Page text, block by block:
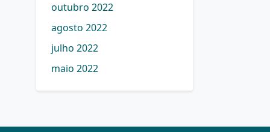
outubro 2022
agosto 2022
julho 2022
maio 2022